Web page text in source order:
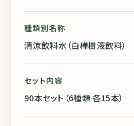
種類別名称
清涼飲料水（白樺樹液飲料）
セット内容
90本セット（6種類 各15本）